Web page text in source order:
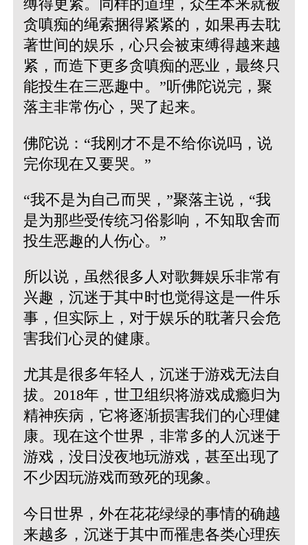
缚得更紧。同样的道理，众生本来就被
贪嗔痴的绳索捆得紧紧的，如果再去耽
著世间的娱乐，心只会被束缚得越来越
紧，而造下更多贪嗔痴的恶业，最终只
能投生在三恶趣中。”听佛陀说完，聚
落主非常伤心，哭了起来。
佛陀说：“我刚才不是不给你说吗，说
完你现在又要哭。”
“我不是为自己而哭，”聚落主说，“我
是为那些受传统习俗影响，不知取舍而
投生恶趣的人伤心。”
所以说，虽然很多人对歌舞娱乐非常有
兴趣，沉迷于其中时也觉得这是一件乐
事，但实际上，对于娱乐的耽著只会危
害我们心灵的健康。
尤其是很多年轻人，沉迷于游戏无法自
拔。2018年，世卫组织将游戏成瘾归为
精神疾病，它将逐渐损害我们的心理健
康。现在这个世界，非常多的人沉迷于
游戏，没日没夜地玩游戏，甚至出现了
不少因玩游戏而致死的现象。
今日世界，外在花花绿绿的事情的确越
来越多，沉迷于其中而罹患各类心理疾